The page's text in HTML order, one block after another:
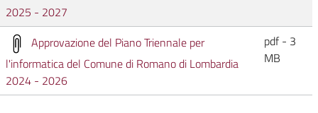
2025 - 2027
Approvazione del Piano Triennale per
l'informatica del Comune di Romano di Lombardia
2024 - 2026
pdf - 3
MB